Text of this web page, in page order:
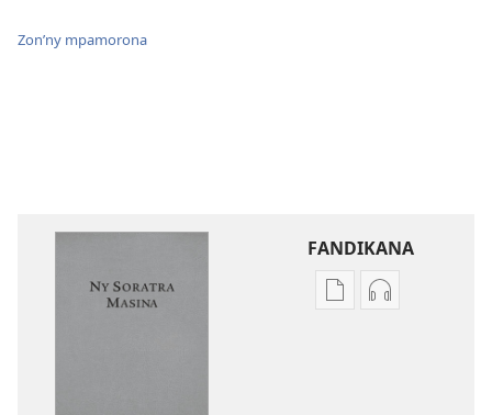
Zon’ny mpamorona
FANDIKANA
FandikanaFandikana